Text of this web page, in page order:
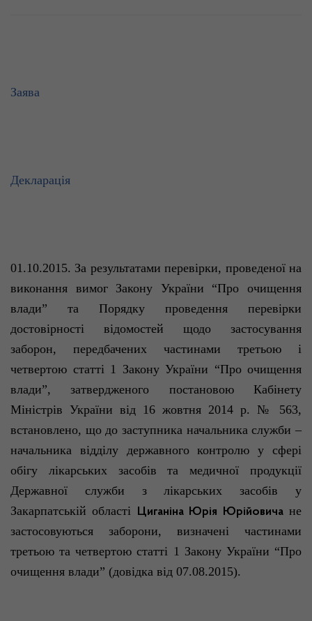
Заява
Декларація
01.10.2015. За результатами перевірки, проведеної на
виконання вимог Закону України “Про очищення
влади” та Порядку проведення перевірки
достовірності відомостей щодо застосування
заборон, передбачених частинами третьою і
четвертою статті 1 Закону України “Про очищення
влади”, затвердженого постановою Кабінету
Міністрів України від 16 жовтня 2014 р. № 563,
встановлено, що до заступника начальника служби –
начальника відділу державного контролю у сфері
обігу лікарських засобів та медичної продукції
Державної служби з лікарських засобів у
Закарпатській області ЦиганінаЮрія Юрійовичане
застосовуються заборони, визначені частинами
третьою та четвертою статті 1 Закону України “Про
очищення влади” (довідка від 07.08.2015).